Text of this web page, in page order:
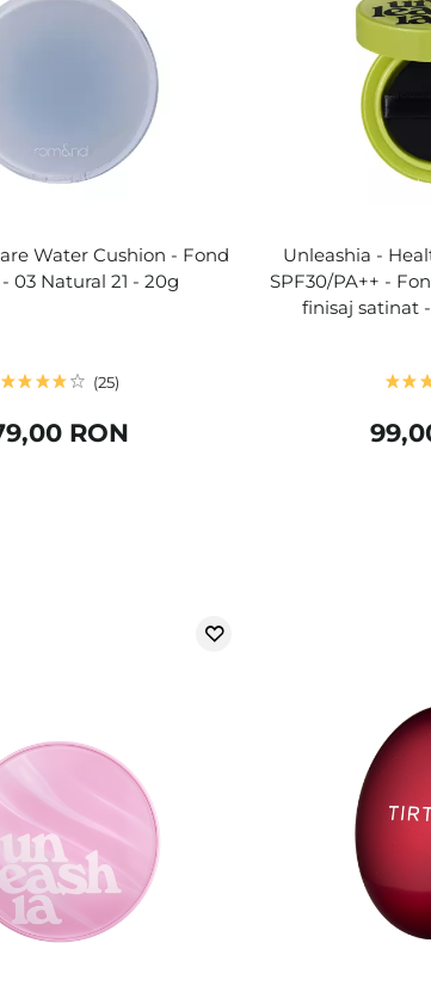
Water Cushion - Fond
03 Natural 21 - 20g
25
RON
Unleashia -
SPF30/PA++ -
finisaj satinat -